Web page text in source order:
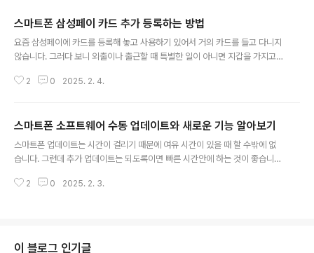
스마트폰 삼성페이 카드 추가 등록하는 방법
요즘 삼성페이에 카드를 등록해 놓고 사용하기 있어서 거의 카드를 들고 다니지
않습니다. 그러다 보니 외출이나 출근할 때 특별한 일이 아니면 지갑을 가지고
더욱 필요가 없어졌습니다. 오늘은 삼성페이지 카드를 등록하는 방법에 대해 알
기 메뉴를 클릭합니다. ▼ 왼쪽 사이드에 나타난 화면에서 지갑 란에 카드 메뉴
를 클릭합니다. 카드 목록 화면에서 오른쪽 상단에 있는 추가 버튼을 클릭합니
다. ▼ 카드 추가 화면에는 다양한 카드 추가 메뉴들이 있습니다. 그 중에서 2
2 0 2025. 2. 4.
스마트폰 소프트웨어 수동 업데이트와 새로운 기능 알아보기
스마트폰 업데이트는 시간이 걸리기 때문에 여유 시간이 있을 때 할 수밖에 없
습니다. 그런데 추가 업데이트는 되도록이면 빠른 시간안에 하는 것이 좋습니
이트를 차일 피일 미루고 있다면 시간 날 때 수동으로 사용자가 직접 해 보시기
가 버전이 나왔다면 업데이트 안내 문구가 나타납니다. ▼ 최근 업데이트 된 내
2 0 2025. 2. 3.
이 블로그 인기글